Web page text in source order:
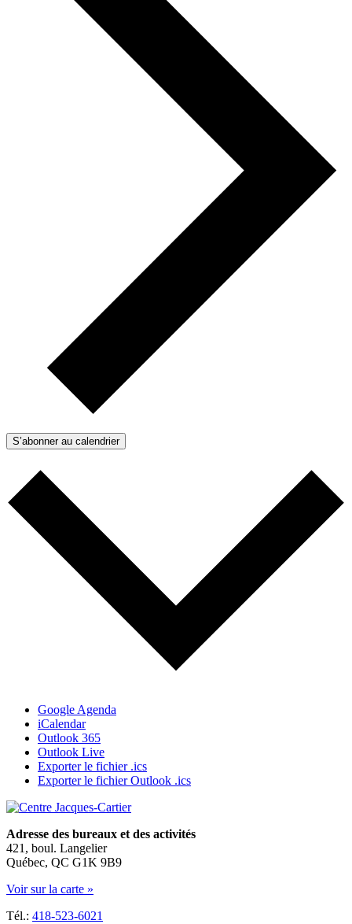
S’abonner au calendrier
Google Agenda
iCalendar
Outlook 365
Outlook Live
Exporter le fichier .ics
Exporter le fichier Outlook .ics
Adresse des bureaux et des activités
421, boul. Langelier
Québec, QC G1K 9B9
Voir sur la carte »
Tél.: 418-523-6021